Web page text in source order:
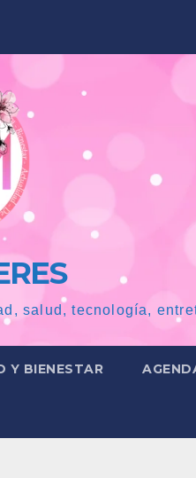
salud, tecnología,
Y BIENESTAR